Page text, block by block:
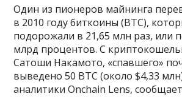
Один из пионеров майнинга
в 2010 году биткоины (BTC),
подорожали в 21,65 млн раз, или
млрд процентов. С
Сатоши Накамото, «спавшего»
выведено 50 BTC (около $4,33
аналитики Onchain Lens,